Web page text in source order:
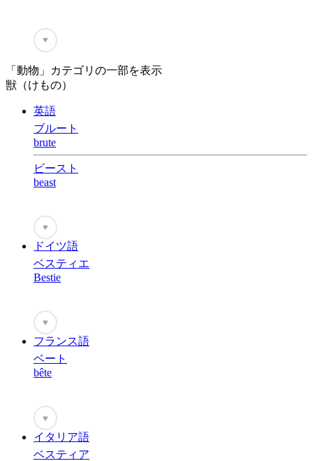
♥
「動物」カテゴリの一部を表示
獣（けもの）
英語
ブルート
brute
ビースト
beast
♥
ドイツ語
ベスティエ
Bestie
♥
フランス語
ベート
bête
♥
イタリア語
ベスティア